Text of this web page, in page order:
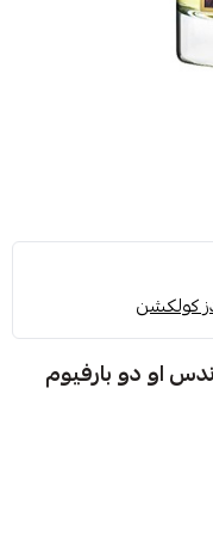
كولكشن
او دو بارفيوم